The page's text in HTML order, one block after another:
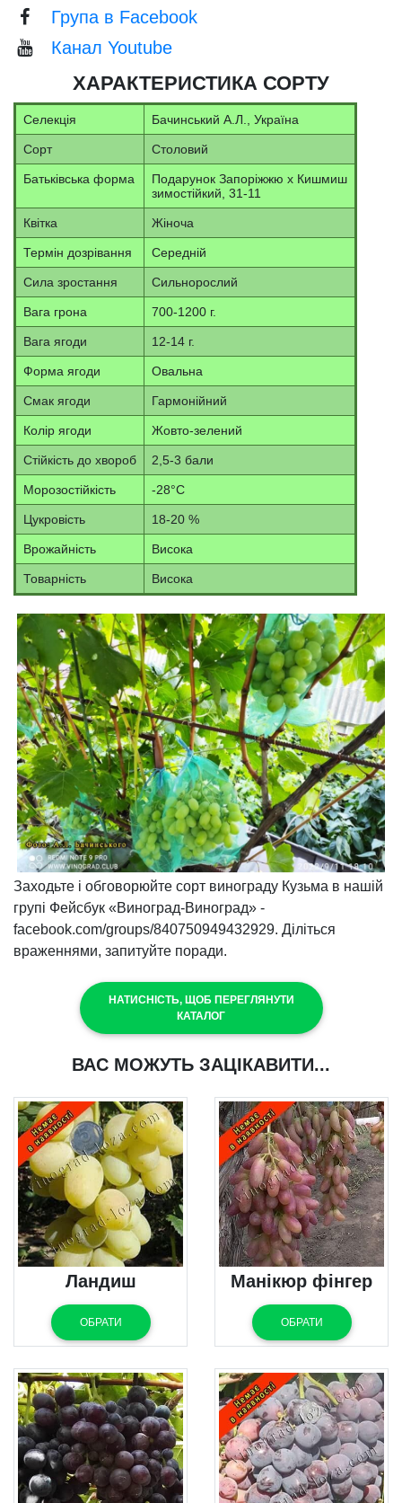
Група в Facebook
Канал Youtube
ХАРАКТЕРИСТИКА СОРТУ
Селекція Бачинський А.Л., Україна
Сорт Столовий
Батьківська форма
Подарунок Запоріжжю х Кишмиш
зимостійкий, 31-11
Квітка Жіноча
Термін дозрівання Середній
Сила зростання Сильнорослий
Вага грона 700-1200 г.
Вага ягоди 12-14 г.
Форма ягоди Овальна
Смак ягоди Гармонійний
Колір ягоди Жовто-зелений
Стійкість до хвороб 2,5-3 бали
Морозостійкість -28°С
Цукровість 18-20 %
Врожайність Висока
Товарність Висока
Заходьте і обговорюйте сорт винограду Кузьма в нашій
групі Фейсбук «Виноград-Виноград» -
facebook.com/groups/840750949432929. Діліться
враженнями, запитуйте поради.
НАТИСНІСТЬ, ЩОБ ПЕРЕГЛЯНУТИ
КАТАЛОГ
ВАС МОЖУТЬ ЗАЦІКАВИТИ...
Ландиш
ОБРАТИ
Манікюр фінгер
ОБРАТИ